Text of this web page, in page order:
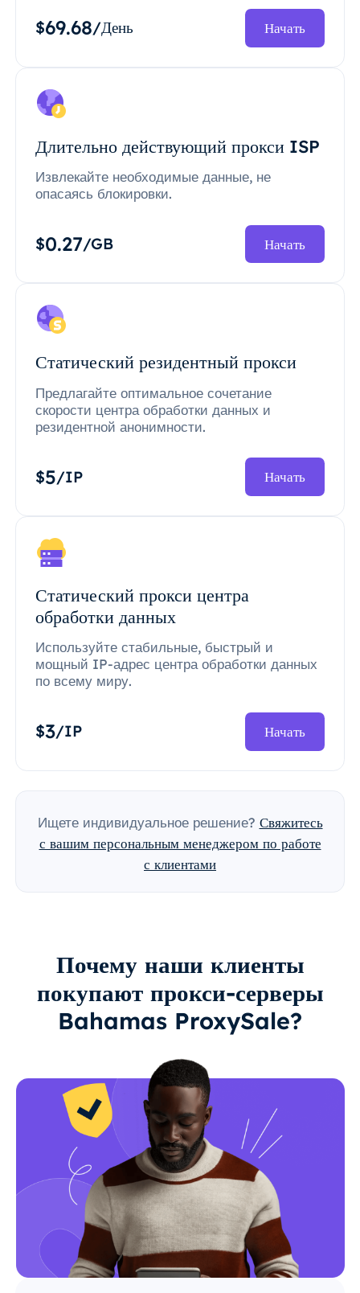
$69.68/День Начать
Длительно действующий прокси ISP
Извлекайте необходимые данные, не
опасаясь блокировки.
$0.27/GB Начать
Статический резидентный прокси
Предлагайте оптимальное сочетание
скорости центра обработки данных и
резидентной анонимности.
$5/IP Начать
Статический прокси центра
обработки данных
Используйте стабильные, быстрый и
мощный IP-адрес центра обработки данных
по всему миру.
$3/IP Начать
Ищете индивидуальное решение? Свяжитесь
с вашим персональным менеджером по работе
с клиентами
Почему наши клиенты
покупают прокси-серверы
Bahamas ProxySale?